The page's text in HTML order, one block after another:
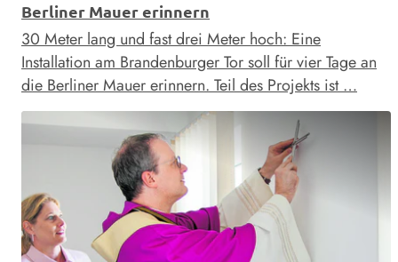
Berliner Mauer erinnern
30 Meter lang und fast drei Meter hoch: Eine
Installation am Brandenburger Tor soll für vier Tage an
die Berliner Mauer erinnern. Teil des Projekts ist …